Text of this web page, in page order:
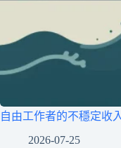
自由工作者的不穩定收
2026-07-25